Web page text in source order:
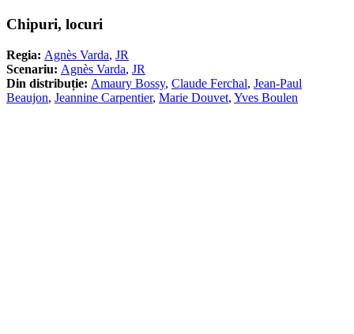
Chipuri, locuri
Regia: Agnès Varda, JR
Scenariu: Agnès Varda, JR
Din distribuție: Amaury Bossy, Claude Ferchal, Jean-Paul
Beaujon, Jeannine Carpentier, Marie Douvet, Yves Boulen